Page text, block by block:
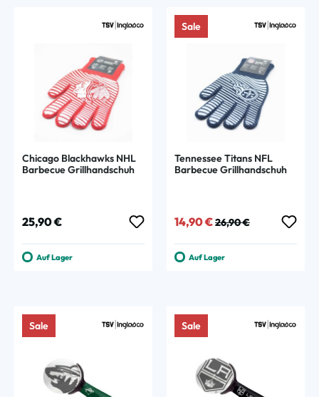
Chicago Blackhawks NHL
Barbecue Grillhandschuh
Regulärer Preis:
25,90 €
Auf Lager
Sale
Tennessee Titans NFL
Barbecue Grillhandschuh
Verkaufspreis:
14,90 € Regulärer Preis:
26,90 €
Auf Lager
Sale Sale